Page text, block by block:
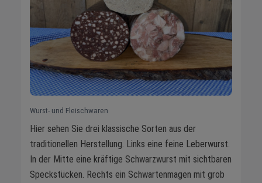
Wurst- und Fleischwaren
Hier sehen Sie drei klassische Sorten aus der
traditionellen Herstellung. Links eine feine Leberwurst.
In der Mitte eine kräftige Schwarzwurst mit sichtbaren
Speckstücken. Rechts ein Schwartenmagen mit grob